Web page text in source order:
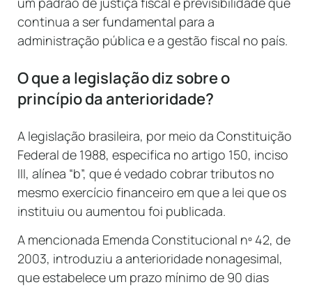
continua a ser fundamental para a
administração pública e a gestão fiscal no país.
O que a legislação diz sobre o
princípio da anterioridade?
A legislação brasileira, por meio da Constituição
Federal de 1988, especifica no artigo 150, inciso
III, alínea “b”, que é vedado cobrar tributos no
mesmo exercício financeiro em que a lei que os
instituiu ou aumentou foi publicada.
A mencionada Emenda Constitucional nº 42, de
2003, introduziu a anterioridade nonagesimal,
que estabelece um prazo mínimo de 90 dias